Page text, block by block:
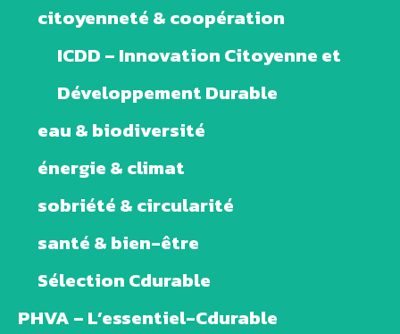
citoyenneté & coopération
ICDD – Innovation Citoyenne et
Développement Durable
eau & biodiversité
énergie & climat
sobriété & circularité
santé & bien-être
Sélection Cdurable
PHVA – L’essentiel-Cdurable